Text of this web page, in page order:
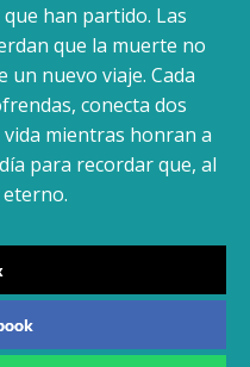
han partido. Las
que la muerte no
un nuevo viaje. Cada
conecta dos
mientras honran a
para recordar que, al